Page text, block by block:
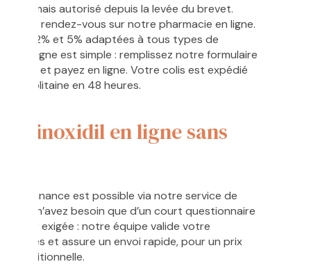
autorisé depuis la levée du brevet.
rendez-vous sur notre pharmacie en ligne.
à 2% et 5% adaptées à tous types de
en ligne est simple : remplissez notre formulaire
et payez en ligne. Votre colis est expédié
en 48 heures.
Minoxidil en ligne sans
ordonnance est possible via notre service de
Vous n’avez besoin que d’un court questionnaire
papier exigée : notre équipe valide votre
heures et assure un envoi rapide, pour un prix
traditionnelle.